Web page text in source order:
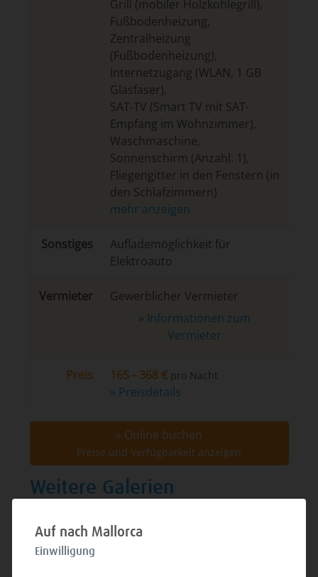
Grill (mobiler Holzkohlegrill),
Fußbodenheizung,
Zentralheizung
(Fußbodenheizung),
Internetzugang (WLAN, 1 GB
Glasfaser),
SAT-TV (Smart TV mit SAT-
Empfang im Wohnzimmer),
Waschmaschine,
Sonnenschirm (Anzahl: 1),
Fliegengitter in den Fenstern (in
den Schlafzimmern)
Son­sti­ges
Auflademöglichkeit für
Elektroauto
Vermieter
Gewerblicher Vermieter
» Informationen zum
Vermieter
Preis 165 – 368 € pro Nacht
» Preisdetails
» Online buchen
Preise und Verfügbarkeit anzeigen
Weitere Galerien
Auf nach Mallorca
Einwilligung